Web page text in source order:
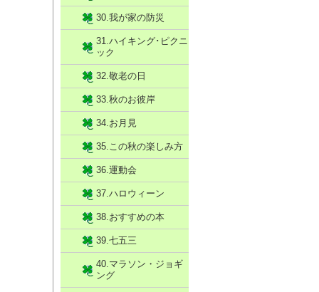
30.我が家の防災
31.ハイキング･ピクニ
ック
32.敬老の日
33.秋のお彼岸
34.お月見
35.この秋の楽しみ方
36.運動会
37.ハロウィーン
38.おすすめの本
39.七五三
40.マラソン・ジョギ
ング